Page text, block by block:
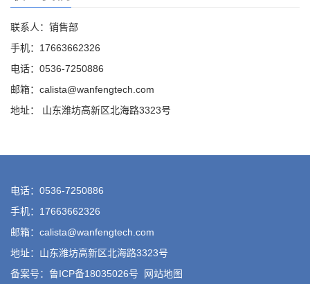
联系人：销售部
手机：17663662326
电话：0536-7250886
邮箱：calista@wanfengtech.com
地址： 山东潍坊高新区北海路3323号
电话：0536-7250886
手机：17663662326
邮箱：calista@wanfengtech.com
地址：山东潍坊高新区北海路3323号
备案号：鲁ICP备18035026号
网站地图